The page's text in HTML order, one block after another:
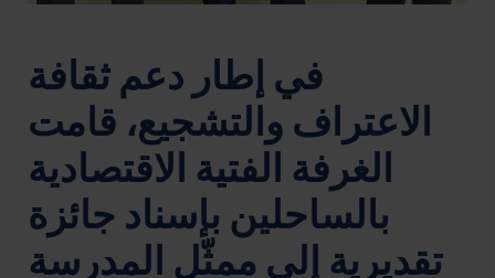
في إطار دعم ثقافة
الاعتراف والتشجيع، قامت
الغرفة الفتية الاقتصادية
بالساحلين بإسناد جائزة
تقديرية إلى ممثّل المدرسة